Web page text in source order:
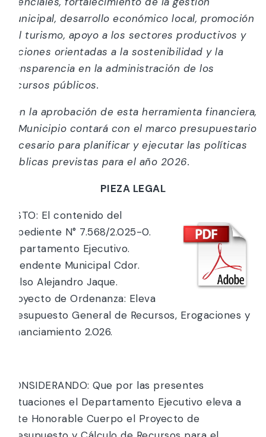
municipal, desarrollo económico local, promoción
del turismo, apoyo a los sectores productivos y
acciones orientadas a la sostenibilidad y la
transparencia en la administración de los
recursos públicos.
Con la aprobación de esta herramienta financiera,
el Municipio contará con el marco presupuestario
necesario para planificar y ejecutar las políticas
públicas previstas para el año 2026.
PIEZA LEGAL
VISTO: El contenido del
Expediente N° 7.568/2.025-0.
Departamento Ejecutivo.
Intendente Municipal Cdor.
Celso Alejandro Jaque.
Proyecto de Ordenanza: Eleva
Presupuesto General de Recursos, Erogaciones y
Financiamiento 2.026.
CONSIDERANDO: Que por las presentes
actuaciones el Departamento Ejecutivo eleva a
este Honorable Cuerpo el Proyecto de